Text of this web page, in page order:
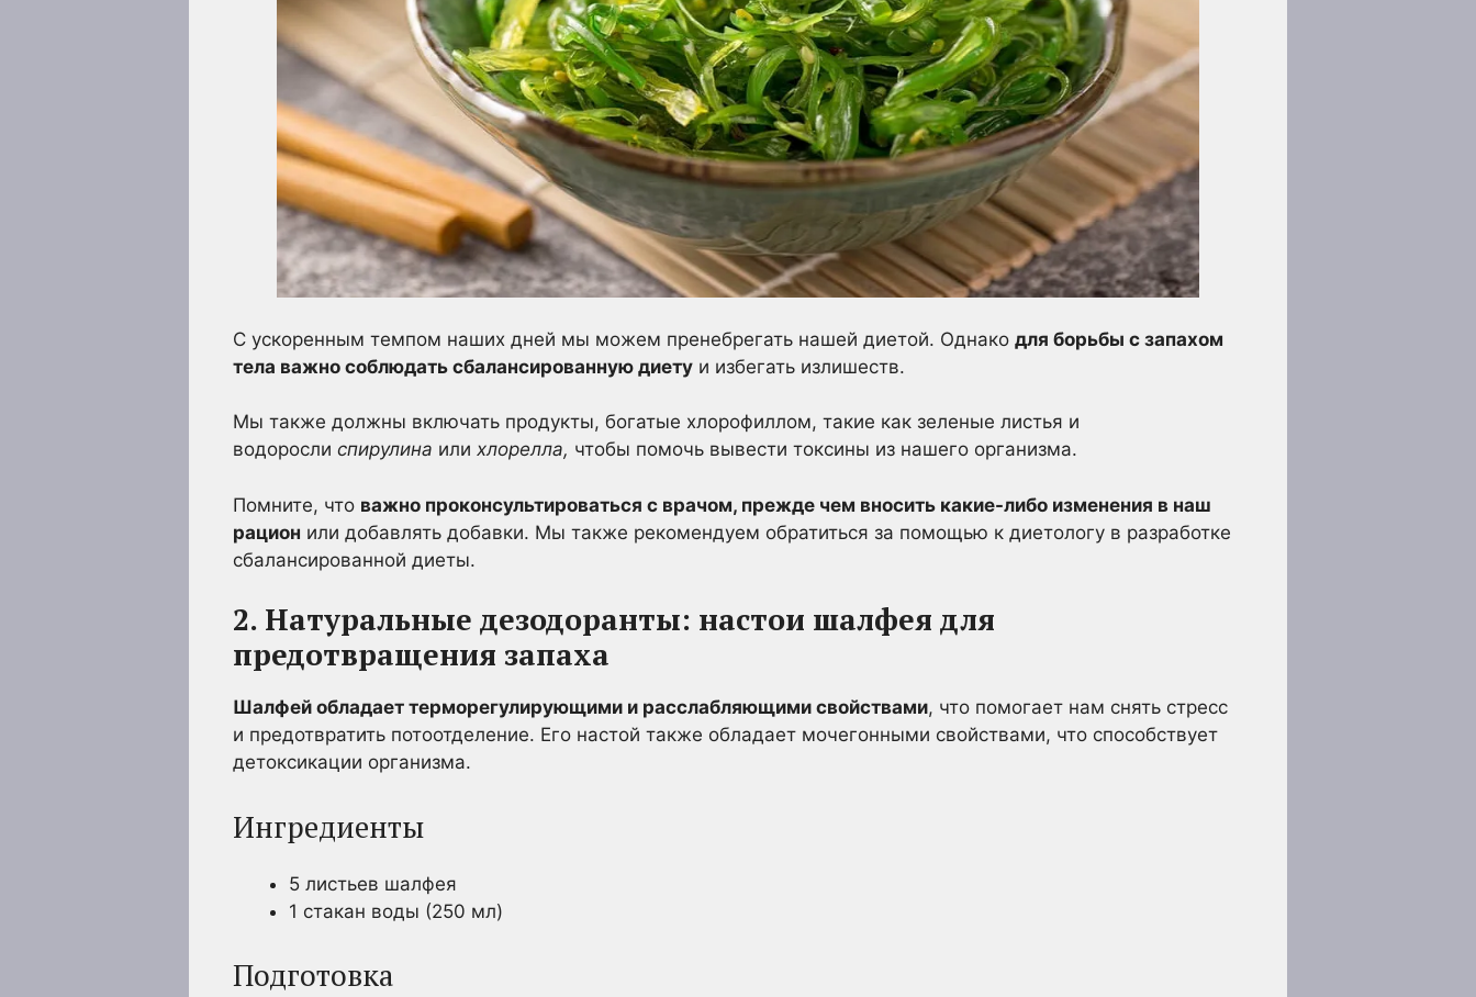
С ускоренным темпом наших дней мы можем пренебрегать нашей диетой. Однако для борьбы с запахом
тела важно соблюдать сбалансированную диету и избегать излишеств.
Мы также должны включать продукты, богатые хлорофиллом, такие как зеленые листья и
водоросли спирулина или хлорелла, чтобы помочь вывести токсины из нашего организма.
Помните, что важно проконсультироваться с врачом, прежде чем вносить какие-либо изменения в наш
рацион или добавлять добавки. Мы также рекомендуем обратиться за помощью к диетологу в разработке
сбалансированной диеты.
2. Натуральные дезодоранты: настои шалфея для
предотвращения запаха
Шалфей обладает терморегулирующими и расслабляющими свойствами, что помогает нам снять стресс
и предотвратить потоотделение. Его настой также обладает мочегонными свойствами, что способствует
детоксикации организма.
Ингредиенты
5 листьев шалфея
1 стакан воды (250 мл)
Подготовка